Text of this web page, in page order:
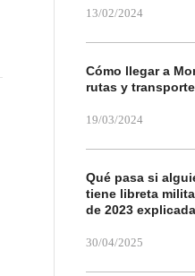
13/02/2024
Cómo llegar a
rutas y
19/03/2024
Qué pasa si
tiene libreta
de 2023 explicada
30/04/2025